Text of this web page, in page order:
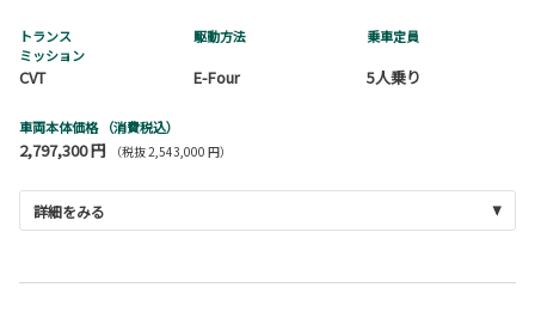
トランス
ミッション
CVT
駆動方法
E-Four
乗車定員
5人乗り
車両本体価格 （消費税込）
2,797,300 円 （税抜 2,543,000 円）
詳細をみる